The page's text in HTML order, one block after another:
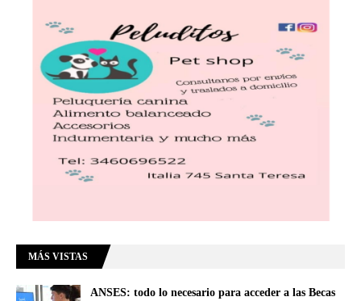
MÁS VISTAS
ANSES: todo lo necesario para acceder a las Becas